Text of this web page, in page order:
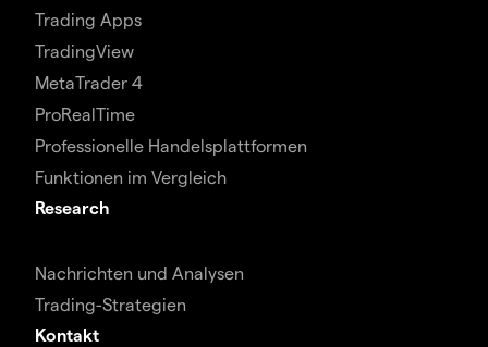
Trading Apps
TradingView
MetaTrader 4
ProRealTime
Professionelle Handelsplattformen
Funktionen im Vergleich
Research
Nachrichten und Analysen
Trading-Strategien
Kontakt